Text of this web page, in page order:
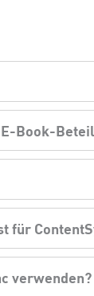
Book-
für
verwenden?